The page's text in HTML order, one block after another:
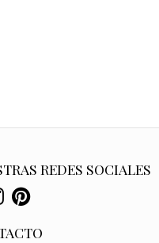
REDES SOCIALES